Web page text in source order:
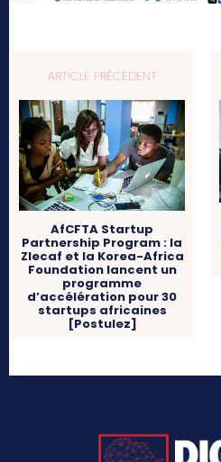
ARTICLE PRÉCÉDENT
AfCFTA Startup
Partnership Program : la
Zlecaf et la Korea-Africa
Foundation lancent un
programme
d’accélération pour 30
startups africaines
[Postulez]